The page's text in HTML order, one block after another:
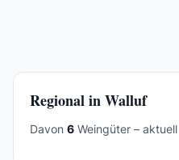
Regional in Walluf
Davon 6 Weingüter –